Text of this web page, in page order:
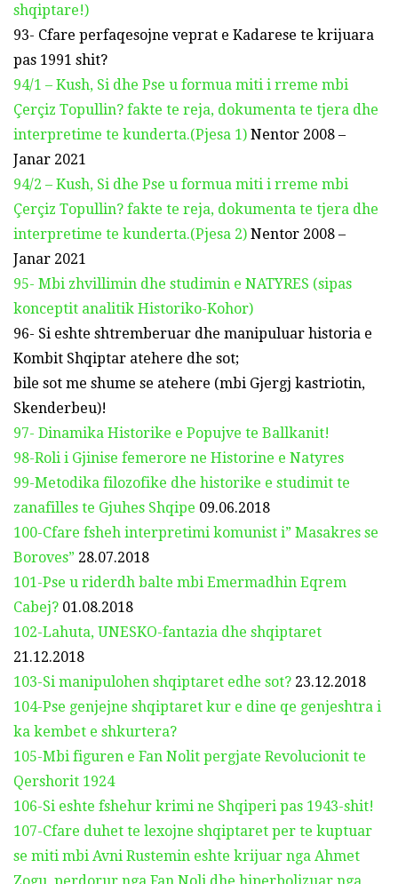
shqiptare!)
93- Cfare perfaqesojne veprat e Kadarese te krijuara
pas 1991 shit?
94/1 – Kush, Si dhe Pse u formua miti i rreme mbi
Çerçiz Topullin? fakte te reja, dokumenta te tjera dhe
interpretime te kunderta.(Pjesa 1) Nentor 2008 –
Janar 2021
94/2 – Kush, Si dhe Pse u formua miti i rreme mbi
Çerçiz Topullin? fakte te reja, dokumenta te tjera dhe
interpretime te kunderta.(Pjesa 2) Nentor 2008 –
Janar 2021
95- Mbi zhvillimin dhe studimin e NATYRES (sipas
konceptit analitik Historiko-Kohor)
96- Si eshte shtremberuar dhe manipuluar historia e
Kombit Shqiptar atehere dhe sot;
bile sot me shume se atehere (mbi Gjergj kastriotin,
Skenderbeu)!
97- Dinamika Historike e Popujve te Ballkanit!
98-Roli i Gjinise femerore ne Historine e Natyres
99-Metodika filozofike dhe historike e studimit te
zanafilles te Gjuhes Shqipe 09.06.2018
100-Cfare fsheh interpretimi komunist i” Masakres se
Boroves” 28.07.2018
101-Pse u riderdh balte mbi Emermadhin Eqrem
Cabej? 01.08.2018
102-Lahuta, UNESKO-fantazia dhe shqiptaret
21.12.2018
103-Si manipulohen shqiptaret edhe sot? 23.12.2018
104-Pse genjejne shqiptaret kur e dine qe genjeshtra i
ka kembet e shkurtera?
105-Mbi figuren e Fan Nolit pergjate Revolucionit te
Qershorit 1924
106-Si eshte fshehur krimi ne Shqiperi pas 1943-shit!
107-Cfare duhet te lexojne shqiptaret per te kuptuar
se miti mbi Avni Rustemin eshte krijuar nga Ahmet
Zogu, perdorur nga Fan Noli dhe hiperbolizuar nga